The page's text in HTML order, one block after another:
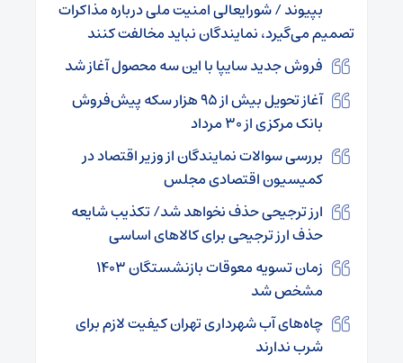
بپیوند / شورایعالی امنیت ملی درباره مذاکرات
تصمیم می‌گیرد، نمایندگان نباید مخالفت کنند
فروش جدید سایپا با این سه محصول آغاز شد
آغاز تحویل بیش از ۹۵ هزار سکه پیش‌فروش
بانک مرکزی از ۳۰ مرداد
بررسی سوالات نمایندگان از وزیر اقتصاد در
کمیسیون اقتصادی مجلس
ارز ترجیحی حذف نخواهد شد/ تکذیب شایعه
حذف ارز ترجیحی برای کالا‌های اساسی
زمان تسویه معوقات بازنشستگان ۱۴۰۳
مشخص شد
چاه‌های آب شهرداری تهران کیفیت لازم برای
شرب ندارند